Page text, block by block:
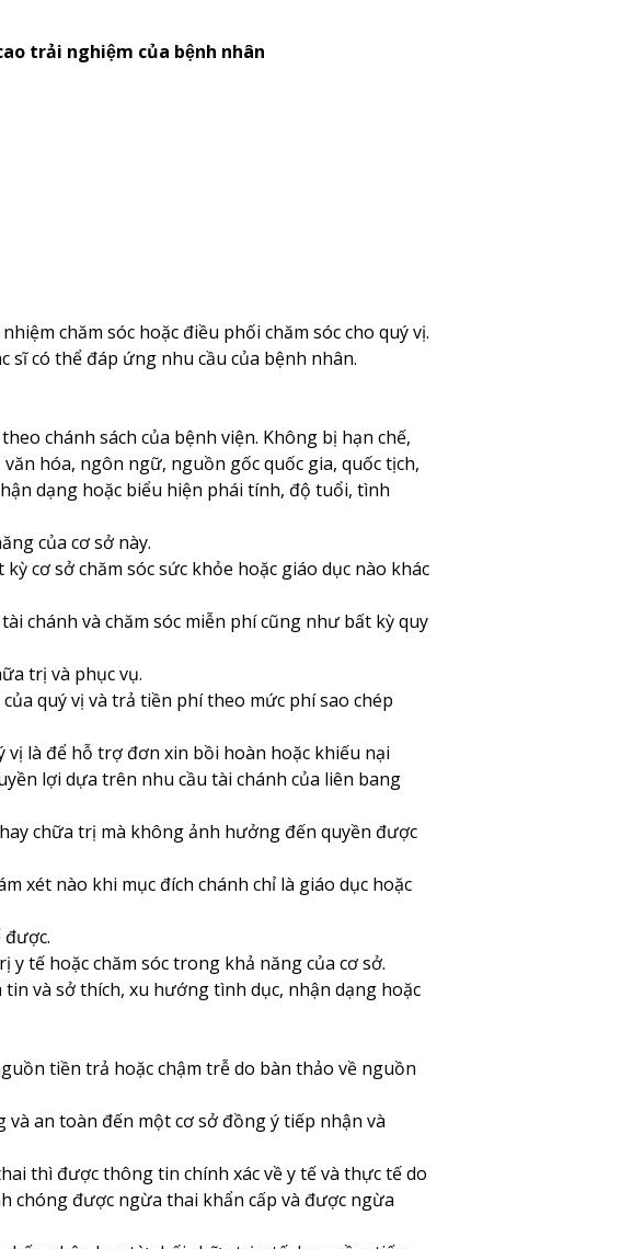
trải nghiệm của bệnh nhân
chăm sóc hoặc điều phối chăm sóc cho quý vị.
sĩ có thể đáp ứng nhu cầu của bệnh nhân.
chánh sách của bệnh viện. Không bị hạn chế,
hóa, ngôn ngữ, nguồn gốc quốc gia, quốc tịch,
dạng hoặc biểu hiện phái tính, độ tuổi, tình
của cơ sở này.
cơ sở chăm sóc sức khỏe hoặc giáo dục nào khác
chánh và chăm sóc miễn phí cũng như bất kỳ quy
trị và phục vụ.
quý vị và trả tiền phí theo mức phí sao chép
vị là để hỗ trợ đơn xin bồi hoàn hoặc khiếu nại
lợi dựa trên nhu cầu tài chánh của liên bang
chữa trị mà không ảnh hưởng đến quyền được
xét nào khi mục đích chánh chỉ là giáo dục hoặc
tế hoặc chăm sóc trong khả năng của cơ sở.
và sở thích, xu hướng tình dục, nhận dạng hoặc
tiền trả hoặc chậm trễ do bàn thảo về nguồn
an toàn đến một cơ sở đồng ý tiếp nhận và
thì được thông tin chính xác về y tế và thực tế do
chóng được ngừa thai khẩn cấp và được ngừa